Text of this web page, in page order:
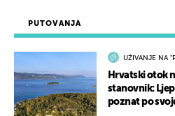
PUTOVANJA
UŽIVANJE NA
Hrvatski otok
stanovnik:
poznat po